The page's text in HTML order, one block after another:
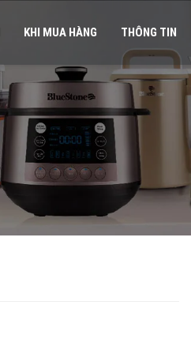
KHI MUA HÀNG THÔNG TIN